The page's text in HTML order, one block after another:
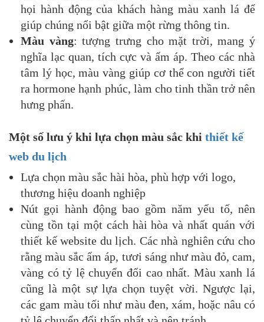
họi hành động của khách hàng màu xanh lá để
giúp chúng nổi bật giữa một rừng thông tin.
Màu vàng: tượng trưng cho mặt trời, mang ý
nghĩa lạc quan, tích cực và ấm áp. Theo các nhà
tâm lý học, màu vàng giúp cơ thể con người tiết
ra hormone hạnh phúc, làm cho tinh thần trở nên
hưng phấn.
Một số lưu ý khi lựa chọn màu sắc khi thiết kế
web du lịch
Lựa chọn màu sắc hài hòa, phù hợp với logo,
thương hiệu doanh nghiệp
Nút gọi hành động bao gồm năm yếu tố, nên
cùng tồn tại một cách hài hòa và nhất quán với
thiết kế website du lịch. Các nhà nghiên cứu cho
rằng màu sắc ấm áp, tươi sáng như màu đỏ, cam,
vàng có tỷ lệ chuyển đổi cao nhất. Màu xanh lá
cũng là một sự lựa chọn tuyệt vời. Ngược lại,
các gam màu tối như màu đen, xám, hoặc nâu có